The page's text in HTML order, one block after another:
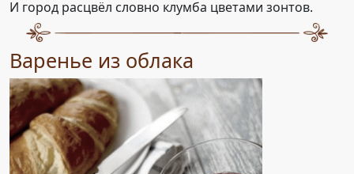
И город расцвёл словно клумба цветами зонтов.
Варенье из облака